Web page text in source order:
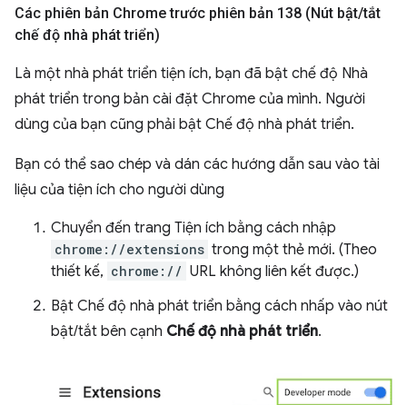
Các phiên bản Chrome trước phiên bản 138 (Nút bật/tắt
chế độ nhà phát triển)
Là một nhà phát triển tiện ích, bạn đã bật chế độ Nhà
phát triển trong bản cài đặt Chrome của mình. Người
dùng của bạn cũng phải bật Chế độ nhà phát triển.
Bạn có thể sao chép và dán các hướng dẫn sau vào tài
liệu của tiện ích cho người dùng
Chuyển đến trang Tiện ích bằng cách nhập
chrome://extensions trong một thẻ mới. (Theo
thiết kế, chrome:// URL không liên kết được.)
Bật Chế độ nhà phát triển bằng cách nhấp vào nút
bật/tắt bên cạnh Chế độ nhà phát triển.